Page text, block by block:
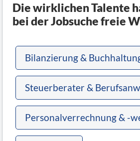
Die wirklichen Talente
bei der Jobsuche freie
Bilanzierung &
Steuerberater &
Personalverrechnung & -